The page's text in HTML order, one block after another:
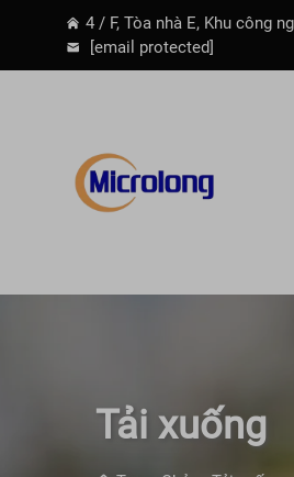
4 / F, Tòa nhà E, Khu công
[email protected]
Tải xuống